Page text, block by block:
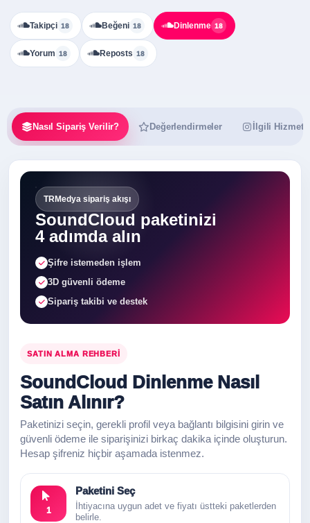
Takipçi 18 Beğeni 18 Dinlenme 18
Yorum 18 Reposts 18
Nasıl Sipariş Verilir? Değerlendirmeler İlgili
TRMedya sipariş akışı
SoundCloud paketinizi
4 adımda alın
Şifre istemeden işlem
3D güvenli ödeme
Sipariş takibi ve destek
SATIN ALMA REHBERI
SoundCloud Dinlenme Nasıl
Satın Alınır?
Paketinizi seçin, gerekli profil veya bağlantı bilgisini girin ve
güvenli ödeme ile siparişinizi birkaç dakika içinde oluşturun.
Hesap şifreniz hiçbir aşamada istenmez.
1
Paketini Seç
İhtiyacına uygun adet ve fiyatı üstteki paketlerden
belirle.